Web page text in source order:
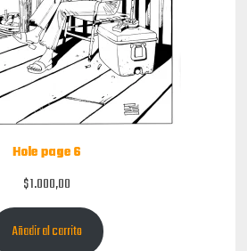
Hole page 6
$1.000,00
Añadir al carrito